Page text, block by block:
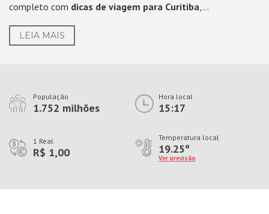
completo com dicas de viagem para Curitiba,...
LEIA MAIS
População
1.752 milhões
Hora local
15:17
1 Real
R$ 1,00
Temperatura local
19.25º
Ver previsão